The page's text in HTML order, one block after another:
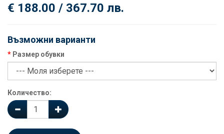
€ 188.00 / 367.70 лв.
Възможни варианти
Размер обувки
Количество: